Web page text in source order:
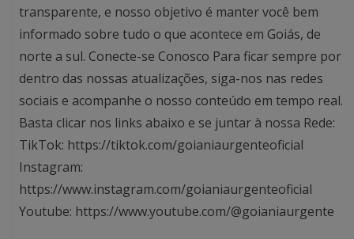
transparente, e nosso objetivo é manter você bem
informado sobre tudo o que acontece em Goiás, de
norte a sul. Conecte-se Conosco Para ficar sempre por
dentro das nossas atualizações, siga-nos nas redes
sociais e acompanhe o nosso conteúdo em tempo real.
Basta clicar nos links abaixo e se juntar à nossa Rede:
TikTok: https://tiktok.com/goianiaurgenteoficial
Instagram:
https://www.instagram.com/goianiaurgenteoficial
Youtube: https://www.youtube.com/@goianiaurgente